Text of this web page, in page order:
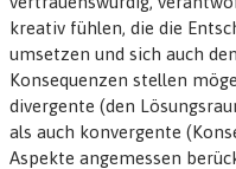
kreativ fühlen, die die
umsetzen und sich auch
Konsequenzen stellen
divergente (den
als auch konvergente
Aspekte angemessen